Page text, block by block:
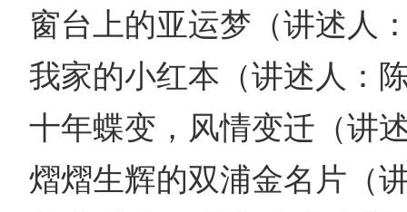
窗台上的亚运梦（讲述人
我家的小红本（讲述人：
十年蝶变，风情变迁（讲
熠熠生辉的双浦金名片（